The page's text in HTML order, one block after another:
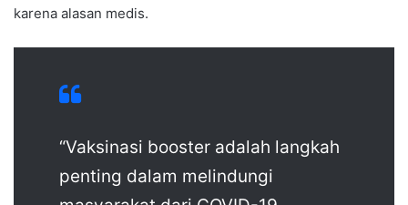
karena alasan medis.
“Vaksinasi booster adalah langkah
penting dalam melindungi